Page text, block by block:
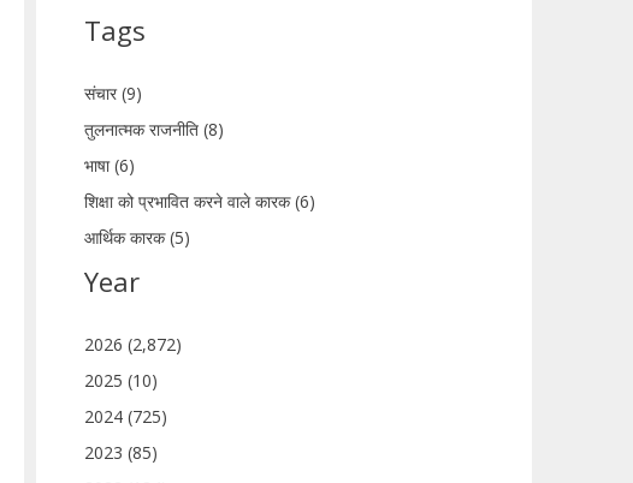
Tags
संचार (9)
तुलनात्मक राजनीति (8)
भाषा (6)
शिक्षा को प्रभावित करने वाले कारक (6)
आर्थिक कारक (5)
Year
2026 (2,872)
2025 (10)
2024 (725)
2023 (85)